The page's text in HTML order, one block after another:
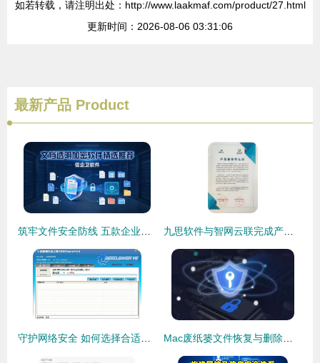
如若转载，请注明出处：http://www.laakmaf.com/product/27.html
更新时间：2026-08-06 03:31:06
最新产品 Product